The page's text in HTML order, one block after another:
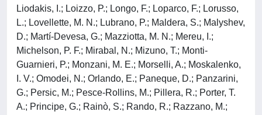
Liodakis, I.; Loizzo, P.; Longo, F.; Loparco, F.; Lorusso,
L.; Lovellette, M. N.; Lubrano, P.; Maldera, S.; Malyshev,
D.; Martí-Devesa, G.; Mazziotta, M. N.; Mereu, I.;
Michelson, P. F.; Mirabal, N.; Mizuno, T.; Monti-
Guarnieri, P.; Monzani, M. E.; Morselli, A.; Moskalenko,
I. V.; Omodei, N.; Orlando, E.; Paneque, D.; Panzarini,
G.; Persic, M.; Pesce-Rollins, M.; Pillera, R.; Porter, T.
A.; Principe, G.; Rainò, S.; Rando, R.; Razzano, M.;